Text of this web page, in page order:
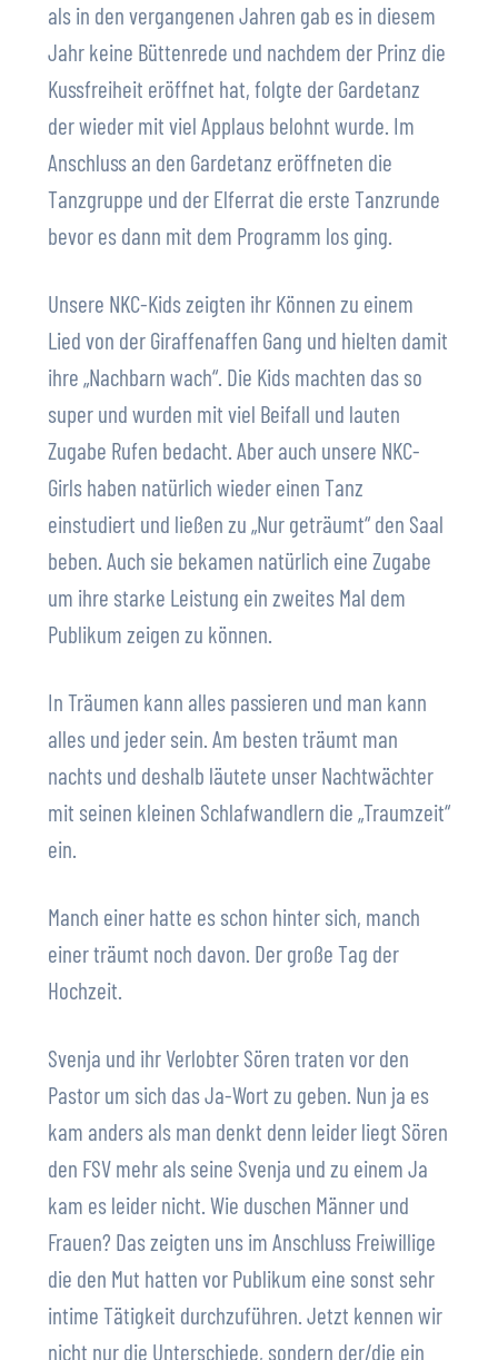
als in den vergangenen Jahren gab es in diesem
Jahr keine Büttenrede und nachdem der Prinz die
Kussfreiheit eröffnet hat, folgte der Gardetanz
der wieder mit viel Applaus belohnt wurde. Im
Anschluss an den Gardetanz eröffneten die
Tanzgruppe und der Elferrat die erste Tanzrunde
bevor es dann mit dem Programm los ging.
Unsere NKC-Kids zeigten ihr Können zu einem
Lied von der Giraffenaffen Gang und hielten damit
ihre „Nachbarn wach“. Die Kids machten das so
super und wurden mit viel Beifall und lauten
Zugabe Rufen bedacht. Aber auch unsere NKC-
Girls haben natürlich wieder einen Tanz
einstudiert und ließen zu „Nur geträumt“ den Saal
beben. Auch sie bekamen natürlich eine Zugabe
um ihre starke Leistung ein zweites Mal dem
Publikum zeigen zu können.
In Träumen kann alles passieren und man kann
alles und jeder sein. Am besten träumt man
nachts und deshalb läutete unser Nachtwächter
mit seinen kleinen Schlafwandlern die „Traumzeit“
ein.
Manch einer hatte es schon hinter sich, manch
einer träumt noch davon. Der große Tag der
Hochzeit.
Svenja und ihr Verlobter Sören traten vor den
Pastor um sich das Ja-Wort zu geben. Nun ja es
kam anders als man denkt denn leider liegt Sören
den FSV mehr als seine Svenja und zu einem Ja
kam es leider nicht. Wie duschen Männer und
Frauen? Das zeigten uns im Anschluss Freiwillige
die den Mut hatten vor Publikum eine sonst sehr
intime Tätigkeit durchzuführen. Jetzt kennen wir
nicht nur die Unterschiede, sondern der/die ein